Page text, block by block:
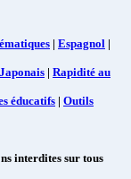
| Espagnol |
Japonais | Rapidité au
éducatifs | Outils
interdites sur tous